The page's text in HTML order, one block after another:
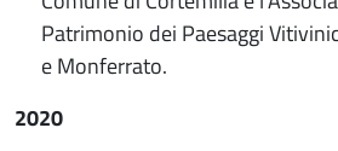
Patrimonio dei Paesaggi
e Monferrato.
2020